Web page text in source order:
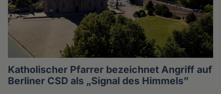
Katholischer Pfarrer bezeichnet Angriff auf
Berliner CSD als „Signal des Himmels”